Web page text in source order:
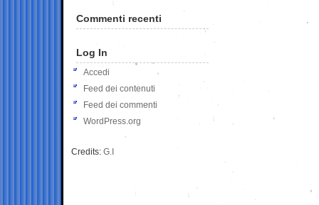
Commenti recenti
Log In
Accedi
Feed dei contenuti
Feed dei commenti
WordPress.org
Credits: G.I